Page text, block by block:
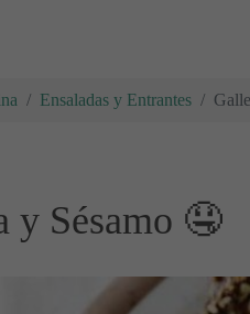
Ensaladas y Entrantes
y Sésamo 🤤